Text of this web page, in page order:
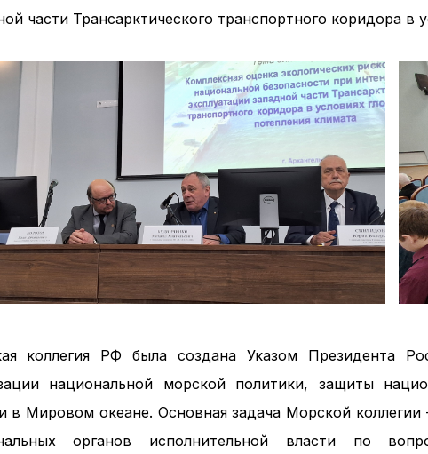
части Трансарктического транспортного коридора в
коллегия РФ была создана Указом Президента
национальной морской политики, защиты
в Мировом океане. Основная задача Морской
органов исполнительной власти по